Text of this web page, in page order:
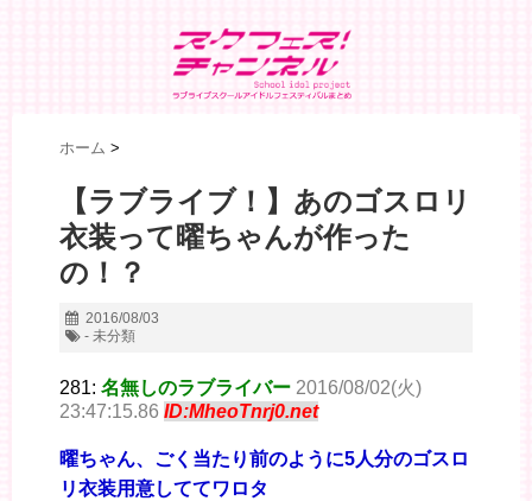
ホーム >
【ラブライブ！】あのゴスロリ
衣装って曜ちゃんが作った
の！？
2016/08/03
- 未分類
281: 名無しのラブライバー 2016/08/02(火)
23:47:15.86 ID:MheoTnrj0.net
曜ちゃん、ごく当たり前のように5人分のゴスロ
リ衣装用意しててワロタ